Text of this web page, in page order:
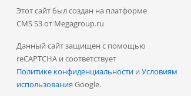
Этот сайт был создан на платформе
CMS S3 от Megagroup.ru
Данный сайт защищен с помощью
reCAPTCHA и соответствует
Политике конфиденциальности и Условиям
использования Google.